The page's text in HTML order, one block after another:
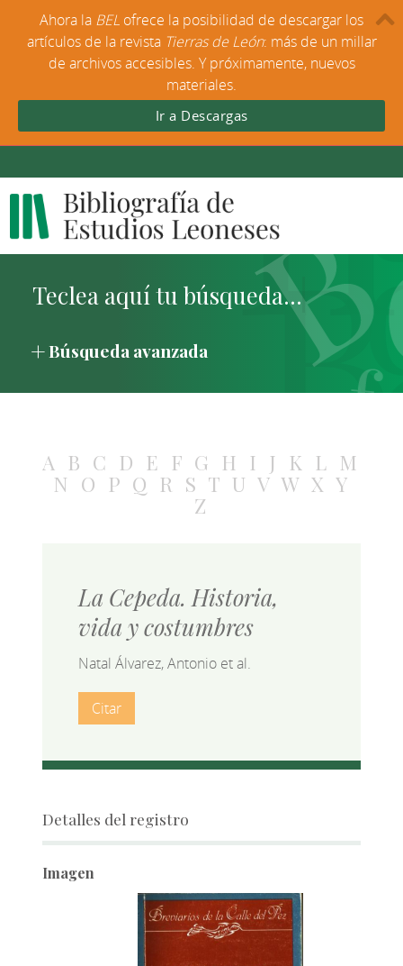
Búsqueda avanzada
A B C D E F G H I J K L M
N O P Q R S T U V W X Y
Z
La Cepeda. Historia,
vida y costumbres
Natal Álvarez, Antonio et al.
Citar
Detalles del registro
Imagen
Ahora la BEL ofrece la posibilidad de descargar los
artículos de la revista Tierras de León: más de un millar
de archivos accesibles. Y próximamente, nuevos
materiales.
Ir a Descargas